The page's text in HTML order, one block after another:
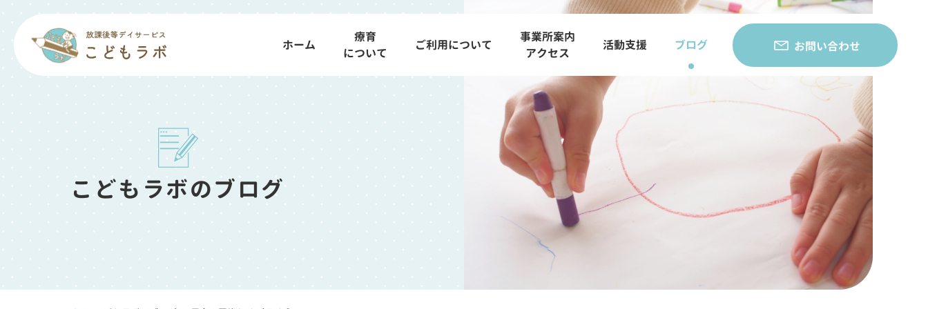
ホーム
療育
について
ご利用について
事業所案内
アクセス
活動支援 ブログ お問い合わせ
こどもラボのブログ